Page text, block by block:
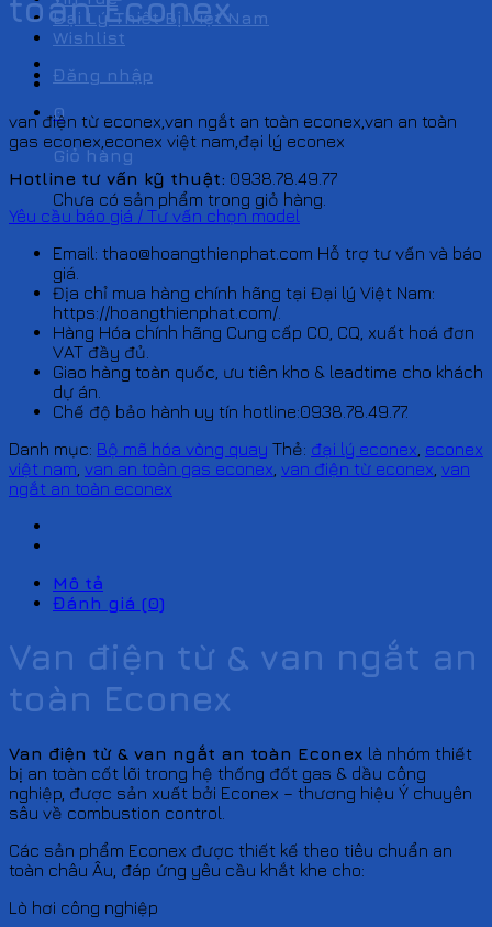
Đại Lý Thiết Bị Việt Nam
Wishlist
Đăng nhập
0
Giỏ hàng
Chưa có sản phẩm trong giỏ hàng.
toàn Econex
van điện từ econex,van ngắt an toàn econex,van an toàn
gas econex,econex việt nam,đại lý econex
Hotline tư vấn kỹ thuật: 0938.78.49.77
Yêu cầu báo giá / Tư vấn chọn model
Email: thao@hoangthienphat.com Hỗ trợ tư vấn và báo
giá.
Địa chỉ mua hàng chính hãng tại Đại lý Việt Nam:
https://hoangthienphat.com/.
Hàng Hóa chính hãng Cung cấp CO, CQ, xuất hoá đơn
VAT đầy đủ.
Giao hàng toàn quốc, ưu tiên kho & leadtime cho khách
dự án.
Chế độ bảo hành uy tín hotline:0938.78.49.77.
Danh mục: Bộ mã hóa vòng quay Thẻ: đại lý econex econex
việt nam van an toàn gas econex van điện từ econex van
ngắt an toàn econex
Mô tả
Đánh giá (0)
Van điện từ & van ngắt an
toàn Econex
Van điện từ & van ngắt an toàn Econex là nhóm thiết
bị an toàn cốt lõi trong hệ thống đốt gas & dầu công
nghiệp, được sản xuất bởi Econex – thương hiệu Ý chuyên
sâu về combustion control.
Các sản phẩm Econex được thiết kế theo tiêu chuẩn an
toàn châu Âu, đáp ứng yêu cầu khắt khe cho:
Lò hơi công nghiệp